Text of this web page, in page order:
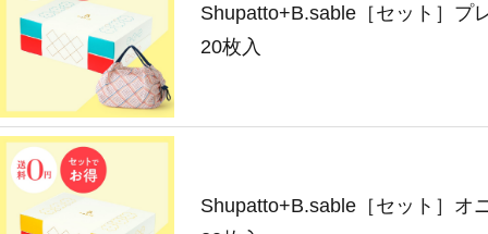
Shupatto+B.sable［セット］プ
20枚入
Shupatto+B.sable［セット］オ